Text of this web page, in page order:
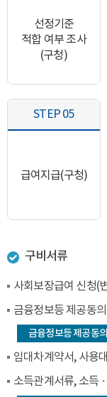
선정기준
적합 여부 조사
(구청)
STEP 05
급여지급(구청)
구비서류
사회보장급여 신청(
금융정보등 제공동
금융정보등 제공동
임대차계약서, 사용
소득관계서류, 소득